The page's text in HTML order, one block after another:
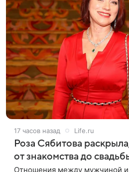
17 часов назад Life.ru
Роза Сябитова
от знакомства до
Отношения между мужчиной